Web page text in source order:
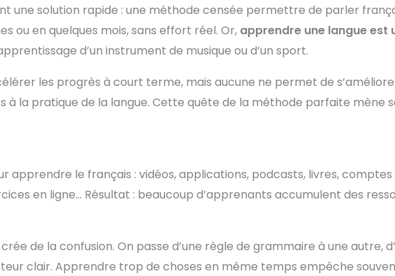
une solution rapide : une méthode censée permettre de parler
ou en quelques mois, sans effort réel. Or, apprendre une langue est
d’un instrument de musique ou d’un sport.
les progrès à court terme, mais aucune ne permet de
la pratique de la langue. Cette quête de la méthode parfaite mène
apprendre le français : vidéos, applications, podcasts, livres, comptes
en ligne… Résultat : beaucoup d’apprenants accumulent des
crée de la confusion. On passe d’une règle de grammaire à une autre,
clair. Apprendre trop de choses en même temps empêche